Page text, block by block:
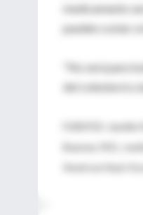
medicamento
pueden costar a
"No será para
del colesterol y
FUENTES: